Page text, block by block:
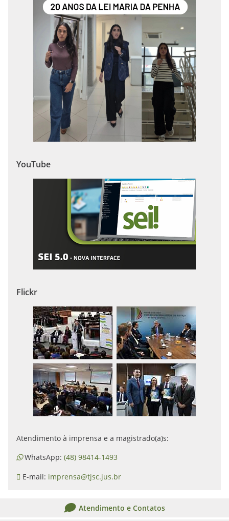
YouTube
Flickr
Atendimento à imprensa e a magistrado(a)s:
WhatsApp: (48) 98414-1493
E-mail: imprensa@tjsc.jus.br
Atendimento e Contatos